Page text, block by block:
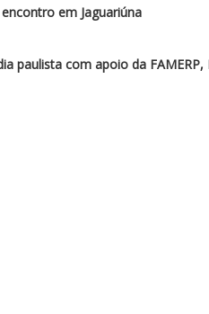
em Jaguariúna
paulista com apoio da